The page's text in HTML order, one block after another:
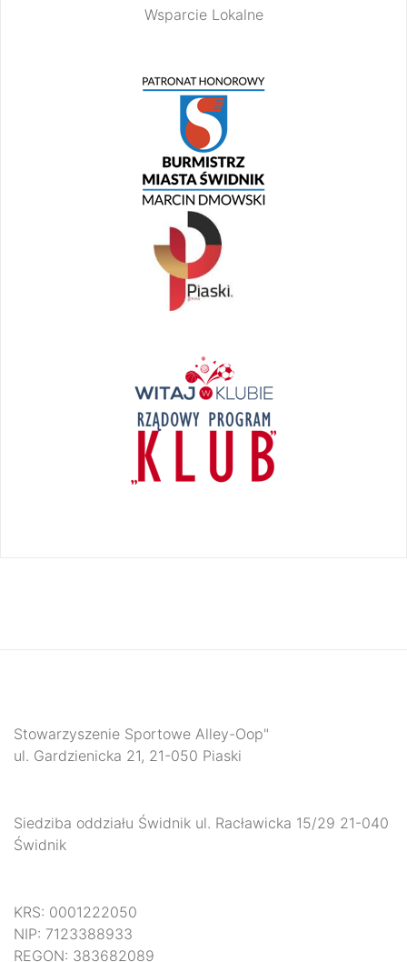
Wsparcie Lokalne
Stowarzyszenie Sportowe Alley-Oop"
ul. Gardzienicka 21, 21-050 Piaski
Siedziba oddziału Świdnik ul. Racławicka 15/29 21-040
Świdnik
KRS: 0001222050
NIP: 7123388933
REGON: 383682089